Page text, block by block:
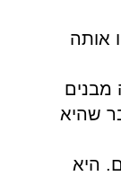
אותה
שהיא
היא